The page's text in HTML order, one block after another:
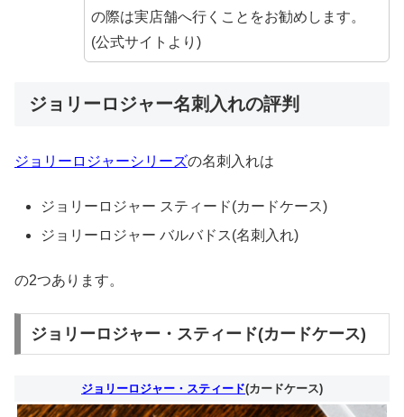
の際は実店舗へ行くことをお勧めします。
(公式サイトより)
ジョリーロジャー名刺入れの評判
ジョリーロジャーシリーズの名刺入れは
ジョリーロジャー スティード(カードケース)
ジョリーロジャー バルバドス(名刺入れ)
の2つあります。
ジョリーロジャー・スティード(カードケース)
ジョリーロジャー・スティード(カードケース)